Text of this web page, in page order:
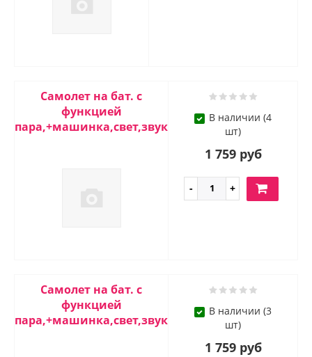
Самолет на бат. с
функцией
пара,+машинка,свет,звук
В наличии (4
шт)
1 759 руб
Самолет на бат. с
функцией
пара,+машинка,свет,звук
В наличии (3
шт)
1 759 руб